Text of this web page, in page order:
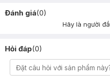
Đánh giá(0)
Hãy là người
Hỏi đáp(0)